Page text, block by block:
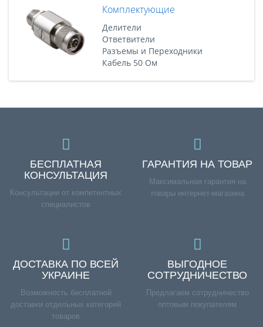
Комплектующие
Делители
Ответвители
Разъемы и Переходники
Кабель 50 Ом
БЕСПЛАТНАЯ
КОНСУЛЬТАЦИЯ
Консультации от компетентных
специалистов
ГАРАНТИЯ НА ТОВАР
Максимальная гарантия на
товары интернет-магазина
ДОСТАВКА ПО ВСЕЙ
УКРАИНЕ
Возможность бесплатной
доставки отдельных категорий
товаров
ВЫГОДНОЕ
СОТРУДНИЧЕСТВО
Предлагаем сотрудничество
оптовым покупателям